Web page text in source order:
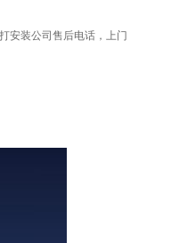
安装公司售后电话，上门